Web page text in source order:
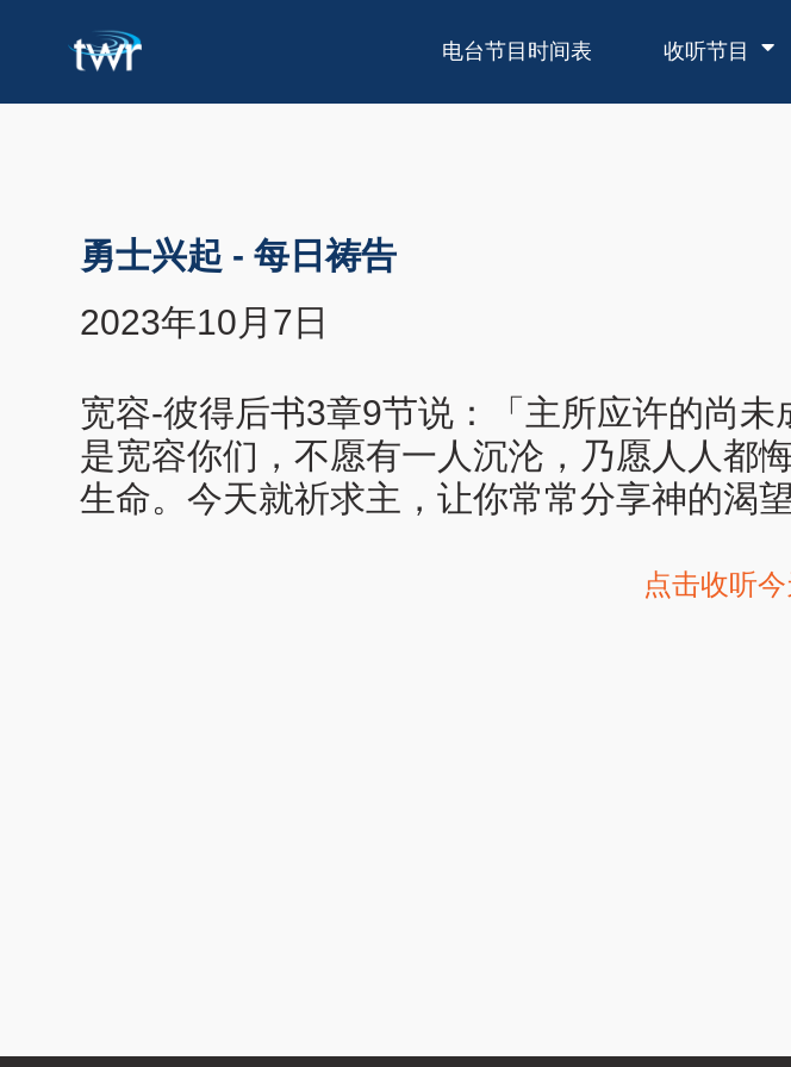
电台节目时间表 收听节目
勇士兴起 - 每日祷告
2023年10月7日
宽容-彼得后书3章9节说：「主所应许的尚
是宽容你们，不愿有一人沉沦，乃愿人人都
生命。今天就祈求主，让你常常分享神的渴望
点击收听